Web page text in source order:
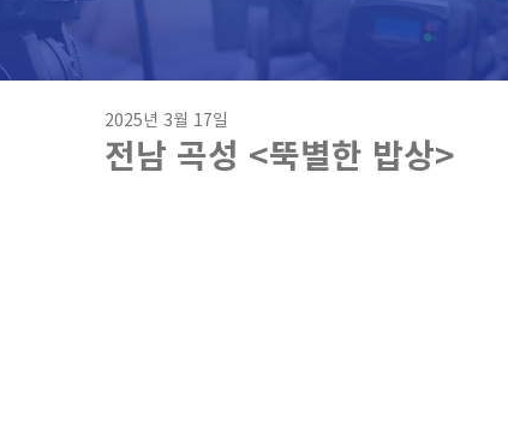
전남 곡성 <뚝별한 밥상>
2025년 3월 17일